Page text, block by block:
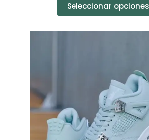
Seleccionar opciones
producto
tiene
elegir
en
página
de
producto